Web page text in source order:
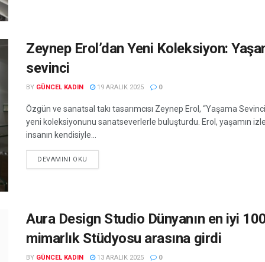
Zeynep Erol’dan Yeni Koleksiyon:
sevinci
BY GÜNCEL KADIN 19 ARALIK 2025 0
Özgün ve sanatsal takı tasarımcısı Zeynep Erol, “Yaşama
yeni koleksiyonunu sanatseverlerle buluşturdu. Erol, yaşamın
insanın kendisiyle...
DEVAMINI OKU
Aura Design Studio Dünyanın en iyi
mimarlık Stüdyosu arasına girdi
BY GÜNCEL KADIN 13 ARALIK 2025 0